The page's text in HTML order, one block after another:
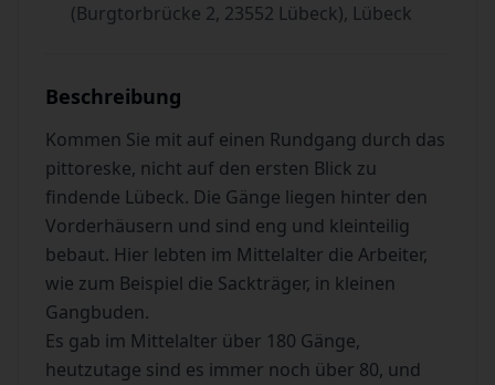
(Burgtorbrücke 2, 23552 Lübeck), Lübeck
Beschreibung
Kommen Sie mit auf einen Rundgang durch das
pittoreske, nicht auf den ersten Blick zu
findende Lübeck. Die Gänge liegen hinter den
Vorderhäusern und sind eng und kleinteilig
bebaut. Hier lebten im Mittelalter die Arbeiter,
wie zum Beispiel die Sackträger, in kleinen
Gangbuden.
Es gab im Mittelalter über 180 Gänge,
heutzutage sind es immer noch über 80, und